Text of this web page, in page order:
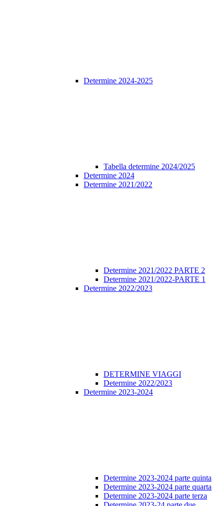
Determine 2024-2025
Tabella determine 2024/2025
Determine 2024
Determine 2021/2022
Determine 2021/2022 PARTE 2
Determine 2021/2022-PARTE 1
Determine 2022/2023
DETERMINE VIAGGI
Determine 2022/2023
Determine 2023-2024
Determine 2023-2024 parte quinta
Determine 2023-2024 parte quarta
Determine 2023-2024 parte terza